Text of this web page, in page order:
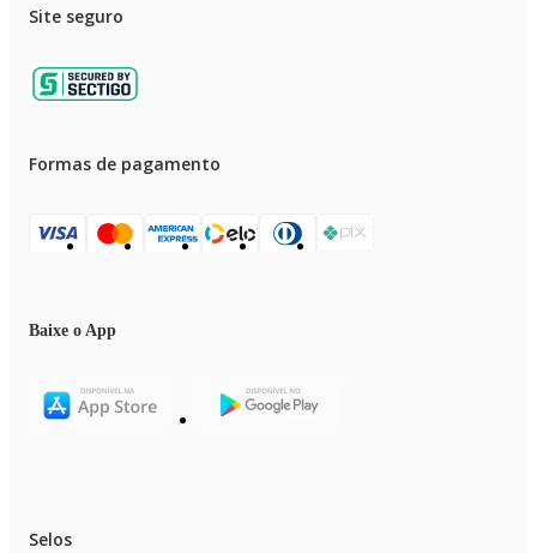
Site seguro
Formas de pagamento
Baixe o App
Selos